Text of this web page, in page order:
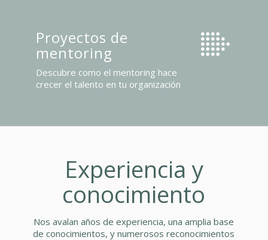
Proyectos de
mentoring
Descubre como el mentoring hace
crecer el talento en tu organización
Experiencia y
conocimiento
Nos avalan años de experiencia, una amplia base
de conocimientos, y numerosos reconocimientos